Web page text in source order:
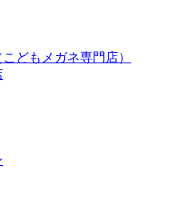
こどもメガネ専門店）